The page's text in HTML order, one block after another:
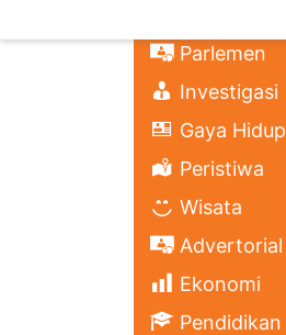
Parlemen
Investigasi
Gaya Hidup
Peristiwa
Wisata
Advertorial
Ekonomi
Pendidikan